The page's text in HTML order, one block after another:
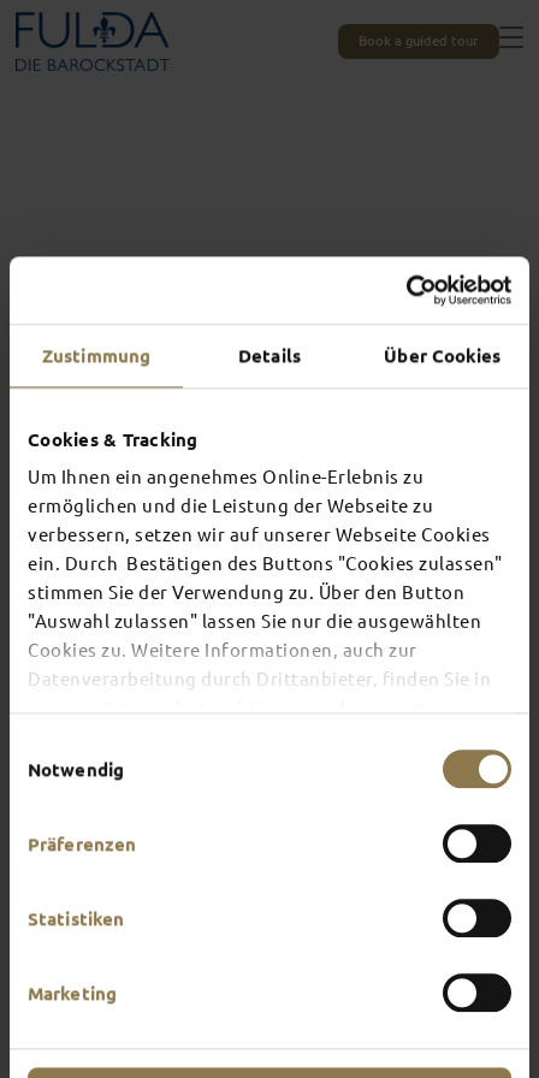
Zustimmung Details Über Cookies
Cookies & Tracking
Um Ihnen ein angenehmes Online-Erlebnis zu
ermöglichen und die Leistung der Webseite zu
verbessern, setzen wir auf unserer Webseite Cookies
ein. Durch Bestätigen des Buttons "Cookies zulassen"
stimmen Sie der Verwendung zu. Über den Button
"Auswahl zulassen" lassen Sie nur die ausgewählten
Cookies zu. Weitere Informationen, auch zur
Datenverarbeitung durch Drittanbieter, finden Sie in
Notwendig
Präferenzen
Statistiken
Marketing
Book a guided tour
Experiences unique to Fulda
TOP EVENTS
There's always something going on in Fulda:
whether it's a concert, a musical, a fun-filled
guided tour or a theatre performance – this is the
place to discover the current events and